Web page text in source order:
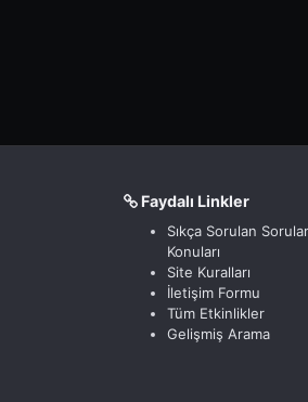
Faydalı Linkler
Sıkça Sorulan
Konuları
Site Kuralları
İletişim Formu
Tüm Etkinlikler
Gelişmiş Arama